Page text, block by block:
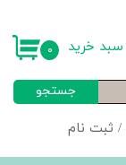
/ ثبت نام
جستجو
۰ سبد خرید